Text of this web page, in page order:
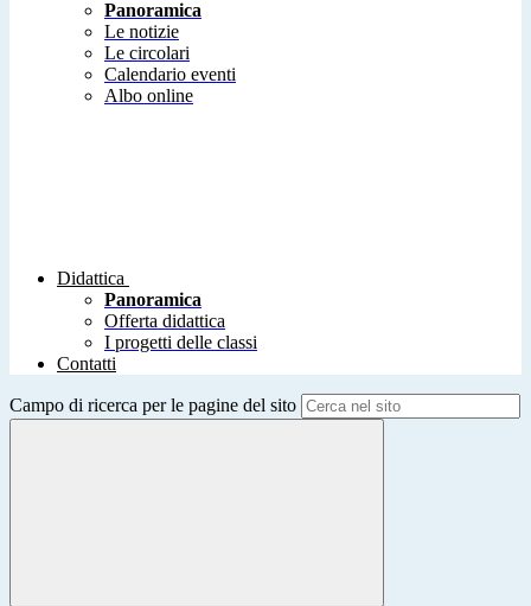
Panoramica
Le notizie
Le circolari
Calendario eventi
Albo online
Didattica
Panoramica
Offerta didattica
I progetti delle classi
Contatti
Campo di ricerca per le pagine del sito